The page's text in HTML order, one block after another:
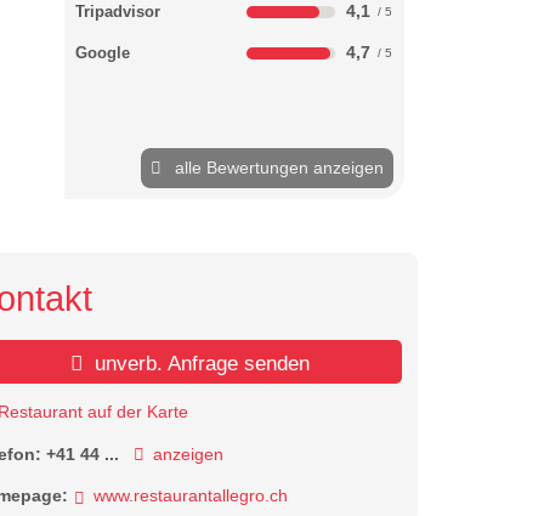
Tripadvisor 4,1
Google 4,7
alle Bewertungen anzeigen
unverb. Anfrage senden
Restaurant auf der Karte
+41 44 ... anzeigen
www.restaurantallegro.ch